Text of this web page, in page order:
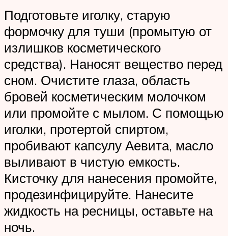
Подготовьте иголку, старую
формочку для туши (промытую от
излишков косметического
средства). Наносят вещество перед
сном. Очистите глаза, область
бровей косметическим молочком
или промойте с мылом. С помощью
иголки, протертой спиртом,
пробивают капсулу Аевита, масло
выливают в чистую емкость.
Кисточку для нанесения промойте,
продезинфицируйте. Нанесите
жидкость на ресницы, оставьте на
ночь.